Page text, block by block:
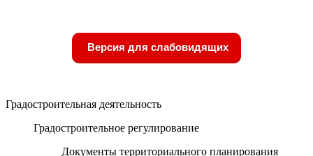
Версия для слабовидящих
Градостроительная деятельность
Градостроительное регулирование
Документы территориального планирования